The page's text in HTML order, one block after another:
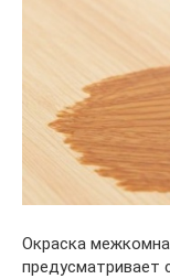
Окраска
предусматривает